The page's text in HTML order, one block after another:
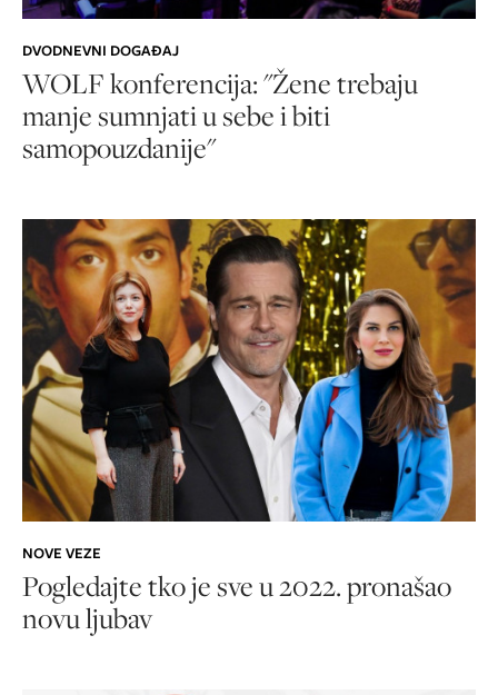
DVODNEVNI DOGAĐAJ
WOLF konferencija: "Žene trebaju
manje sumnjati u sebe i biti
samopouzdanije"
NOVE VEZE
Pogledajte tko je sve u 2022. pronašao
novu ljubav